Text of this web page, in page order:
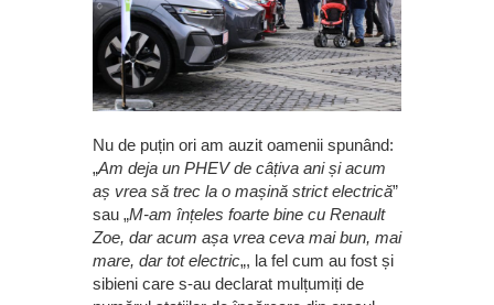
Nu de puțin ori am auzit oamenii spunând:
„Am deja un PHEV de câțiva ani și acum
aș vrea să trec la o mașină strict electrică”
sau „M-am înțeles foarte bine cu Renault
Zoe, dar acum așa vrea ceva mai bun, mai
mare, dar tot electric„, la fel cum au fost și
sibieni care s-au declarat mulțumiți de